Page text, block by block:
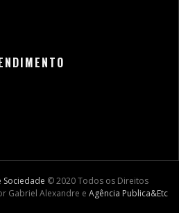
Sociedade © 2020 Todos os Direitos
Gabriel Alexandre e Agência Publica&Etc